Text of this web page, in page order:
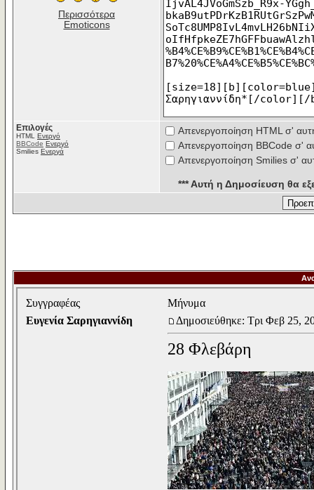
Περισσότερα
Emoticons
Επιλογές
HTML Ενεργό
BBCode Ενεργό
Smilies Ενεργά
Απενεργοποίηση HTML σ'
Απενεργοποίηση BBCode σ'
Απενεργοποίηση Smilies σ'
*** Αυτή η Δημοσίευση θα